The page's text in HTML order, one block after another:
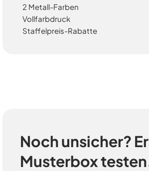
2 Metall-Farben
Vollfarbdruck
Staffelpreis-Rabatte
Noch unsicher?
Musterbox